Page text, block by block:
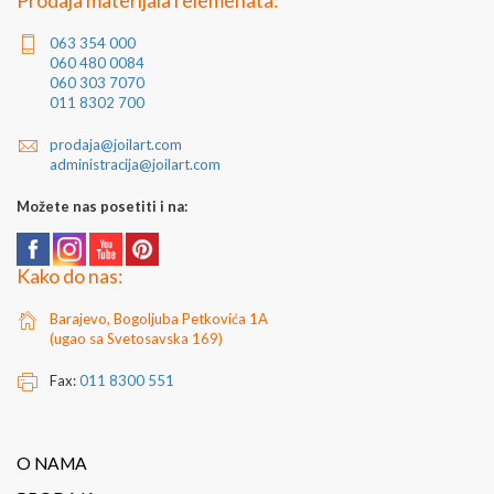
mailprodaja@joilart.com
063 354 000
060 480 0084
060 303 7070
011 8302 700
prodaja@joilart.com
administracija@joilart.com
Možete nas posetiti i na:
Kako do nas:
Barajevo, Bogoljuba Petkovića 1A
(ugao sa Svetosavska 169)
Fax:011 8300 551
O NAMA